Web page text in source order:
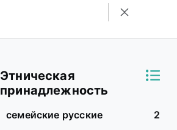
Этническая
принадлежность
семейские русские
2